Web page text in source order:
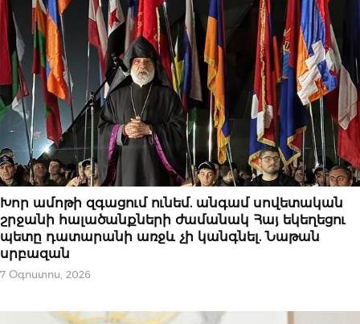
ՆՈՐՈՒԹՅՈՒՆՆԵՐ
Խոր ամոթի զգացում ունեմ. անգամ սովետական
շրջանի հալածանքների ժամանակ Հայ եկեղեցու
պետը դատարանի առջև չի կանգնել. Նաթան
սրբազան
7 Օգոստոս, 2026